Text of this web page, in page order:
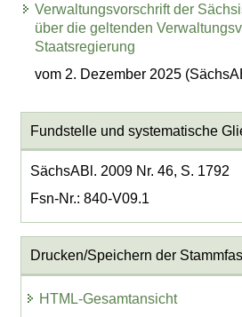
Verwaltungsvorschrift der
über die geltenden
Staatsregierung
vom 2. Dezember 2025
Fundstelle und systematische
SächsABl. 2009 Nr. 46, S. 1792
Fsn-Nr.: 840-V09.1
Drucken/Speichern der
HTML-Gesamtansicht